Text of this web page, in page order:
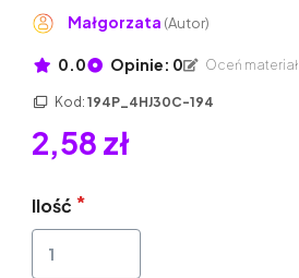
Małgorzata (Autor)
0.0 Opinie: 0 Oceń materiał
Kod: 194P_4HJ30C-194
2,58 zł
Ilość